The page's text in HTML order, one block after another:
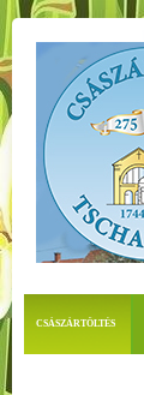
CSÁSZÁRTÖLTÉS